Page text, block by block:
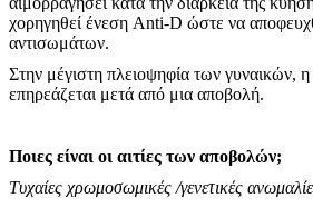
χορηγηθεί ένεση Anti-D ώστε να
αντισωμάτων.
Στην μέγιστη πλειοψηφία των γυναικών, η
επηρεάζεται μετά από μια αποβολή.
Ποιες είναι οι αιτίες των αποβολών;
Τυχαίες χρωμοσωμικές /γενετικές